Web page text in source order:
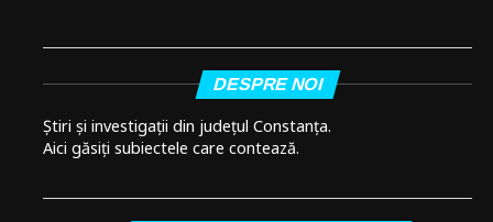
DESPRE NOI
Știri și investigații din județul Constanța.
Aici găsiți subiectele care contează.